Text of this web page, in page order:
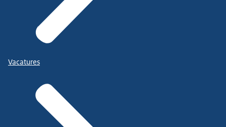
Vacatures